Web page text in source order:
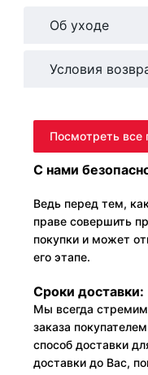
Об уходе
Условия
Посмотреть все
С нами
Ведь перед тем,
праве совершить
покупки и может
его этапе.
Сроки доставки:
Мы всегда
заказа
способ доставки
доставки до Вас,